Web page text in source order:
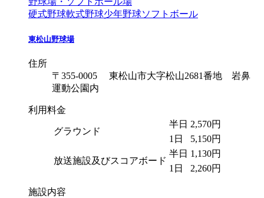
硬式野球軟式野球少年野球ソフトボール
東松山野球場
住所
〒355-0005 東松山市大字松山2681番地 岩鼻
運動公園内
利用料金
グラウンド
半日 2,570円
1日
5,150円
放送施設及びスコアボード
半日 1,130円
1日
2,260円
施設内容